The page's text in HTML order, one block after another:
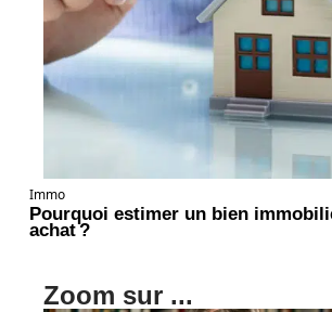
Immo
Pourquoi estimer un bien
achat ?
Zoom sur ...